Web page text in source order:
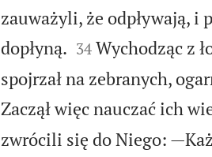
zauważyli, że odpływają, i
dopłyną.
34 Wychodząc z
spojrzał na zebranych,
Zaczął więc nauczać ich
zwrócili się do Niego: